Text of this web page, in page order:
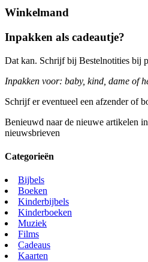
Winkelmand
Inpakken als cadeautje?
Dat kan. Schrijf bij Bestelnotities bij
Inpakken voor: baby, kind, dame of
Schrijf er eventueel een afzender of
Benieuwd naar de nieuwe artikelen
nieuwsbrieven
Categorieën
Bijbels
Boeken
Kinderbijbels
Kinderboeken
Muziek
Films
Cadeaus
Kaarten